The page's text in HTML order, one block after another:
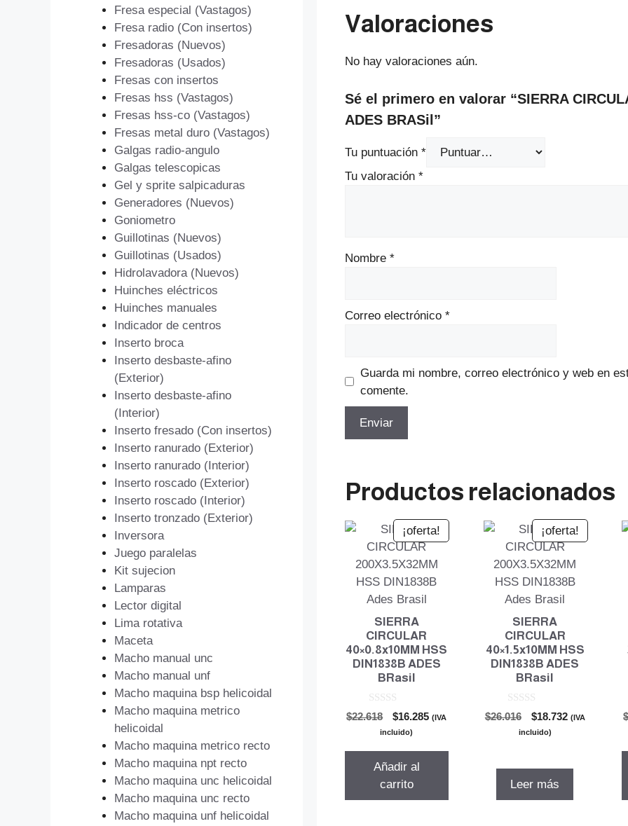
Valoraciones
No hay valoraciones aún.
Sé el primero en valorar “SIERRA
ADES BRASil”
Tu puntuación *
Tu valoración *
Nombre *
Correo electrónico *
Guarda mi nombre, correo electrónico y web en
comente.
Productos relacionados
¡oferta!
SIERRA
CIRCULAR
40×0.8x10MM HSS
DIN1838B ADES
BRasil
0
d
$22.618
El
precio
era:
$22.618.
$16.285El(IVA
incluido)
Añadir al
carrito
¡oferta!
SIERRA
CIRCULAR
40×1.5x10MM HSS
DIN1838B ADES
BRasil
0
d
$26.016
El
precio
$18.732El(IVA
incluido)
Leer más
Fresa especial (Vastagos)
Fresa radio (Con insertos)
Fresadoras (Nuevos)
Fresadoras (Usados)
Fresas con insertos
Fresas hss (Vastagos)
Fresas hss-co (Vastagos)
Fresas metal duro (Vastagos)
Galgas radio-angulo
Galgas telescopicas
Gel y sprite salpicaduras
Generadores (Nuevos)
Goniometro
Guillotinas (Nuevos)
Guillotinas (Usados)
Hidrolavadora (Nuevos)
Huinches eléctricos
Huinches manuales
Indicador de centros
Inserto broca
Inserto desbaste-afino
(Exterior)
Inserto desbaste-afino
(Interior)
Inserto fresado (Con insertos)
Inserto ranurado (Exterior)
Inserto ranurado (Interior)
Inserto roscado (Exterior)
Inserto roscado (Interior)
Inserto tronzado (Exterior)
Inversora
Juego paralelas
Kit sujecion
Lamparas
Lector digital
Lima rotativa
Maceta
Macho manual unc
Macho manual unf
Macho maquina bsp helicoidal
Macho maquina metrico
helicoidal
Macho maquina metrico recto
Macho maquina npt recto
Macho maquina unc helicoidal
Macho maquina unc recto
Macho maquina unf helicoidal